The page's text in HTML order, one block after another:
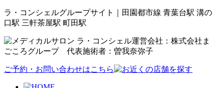
ラ・コンシェルグループサイト｜田園都市線 青葉台駅 溝の
口駅 三軒茶屋駅 町田駅
運営会社：株式会社ま
ごころグループ 代表施術者：曽我奈弥子
ご予約・お問い合わせはこちら